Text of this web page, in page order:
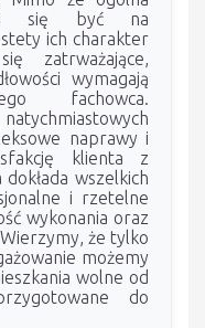
się być na
ich charakter
zatrważające,
wymagają
fachowca.
naprawy i
klienta z
wszelkich
i rzetelne
wykonania oraz
że tylko
możemy
wolne od
do